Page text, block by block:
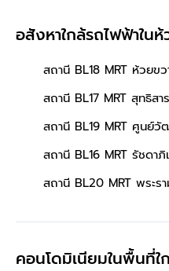
อสังหาใกล้รถไฟฟ้าใน
สถานี BL18 MRT ห้วยข
สถานี BL17 MRT สุทธิสาร
สถานี BL19 MRT ศูนย์วั
สถานี BL16 MRT รัชดาภิ
สถานี BL20 MRT พระร
คอนโดมิเนียมในพื้นที่ใ